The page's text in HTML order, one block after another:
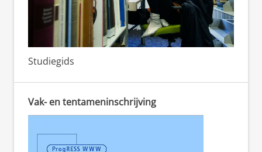
Studiegids
Vak- en tentameninschrijving